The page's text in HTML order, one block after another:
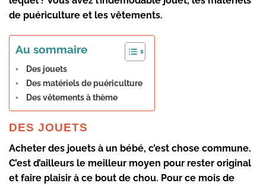
de puériculture et les vêtements.
Au sommaire
Des jouets
Des matériels de puériculture
Des vêtements à thème
DES JOUETS
Acheter des jouets à un bébé, c’est chose commune.
C’est d’ailleurs le meilleur moyen pour rester original
et faire plaisir à ce bout de chou. Pour ce mois de